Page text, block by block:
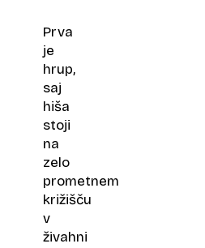
Prva
je
hrup,
saj
hiša
stoji
na
zelo
prometnem
križišču
v
živahni